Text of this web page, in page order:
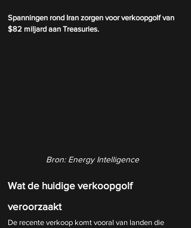
Spanningen rond Iran zorgen voor verkoopgolf van
$82 miljard aan Treasuries.
Bron: Energy Intelligence
Wat de huidige verkoopgolf
veroorzaakt
De recente verkoop komt vooral van landen die